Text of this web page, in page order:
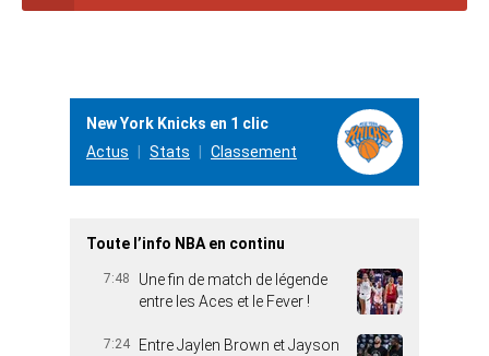
New York Knicks en 1 clic
Actus
Stats Classement
Toute l’info NBA en continu
7:48
Une fin de match de légende
entre les Aces et le Fever !
7:24
Entre Jaylen Brown et Jayson